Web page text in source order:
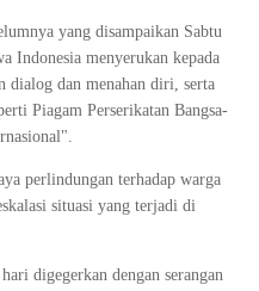
yang disampaikan Sabtu
Indonesia menyerukan kepada
dialog dan menahan diri, serta
Piagam Perserikatan Bangsa-
perlindungan terhadap warga
situasi yang terjadi di
digegerkan dengan serangan